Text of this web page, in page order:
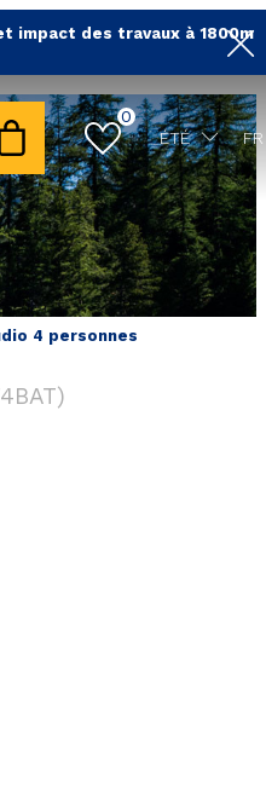
impact des travaux à 1800m
0
ÉTÉ
FR
4 personnes
)